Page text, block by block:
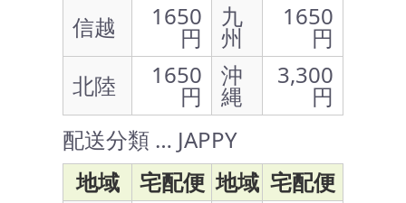
信越
1650
円
九
州
1650
円
北陸
1650
円
沖
縄
3,300
円
配送分類 … JAPPY
地域
宅配便 地域 宅配便